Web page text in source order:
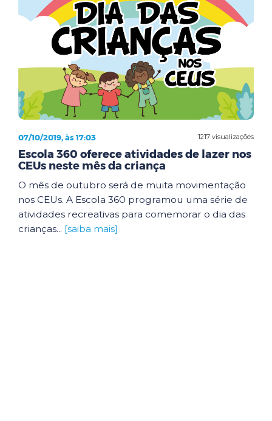
1217 visualizações
07/10/2019, às 17:03
Escola 360 oferece atividades de lazer nos
CEUs neste mês da criança
O mês de outubro será de muita movimentação
nos CEUs. A Escola 360 programou uma série de
atividades recreativas para comemorar o dia das
crianças... [saiba mais]